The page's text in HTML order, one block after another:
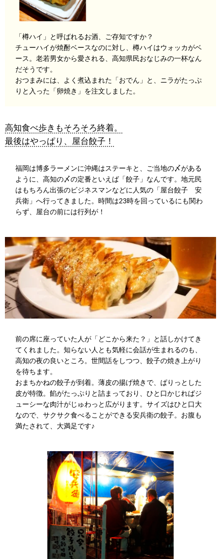
「樽ハイ」と呼ばれるお酒、ご存知ですか？
チューハイが焼酎ベースなのに対し、樽ハイはウォッカがベ
ース。老若男女から愛される、高知県民おなじみの一杯なん
だそうです。
おつまみには、よく煮込まれた「おでん」と、ニラがたっぷ
りと入った「卵焼き」を注文しました。
高知食べ歩きもそろそろ終着。
最後はやっぱり、屋台餃子！
福岡は博多ラーメンに沖縄はステーキと、ご当地の〆がある
ように、高知の〆の定番といえば「餃子」なんです。地元民
はもちろん出張のビジネスマンなどに人気の「屋台餃子 安
兵衛」へ行ってきました。時間は23時を回っているにも関わ
らず、屋台の前には行列が！
前の席に座っていた人が「どこから来た？」と話しかけてき
てくれました。知らない人とも気軽に会話が生まれるのも、
高知の夜の良いところ。世間話をしつつ、餃子の焼き上がり
を待ちます。
おまちかねの餃子が到着。薄皮の揚げ焼きで、ぱりっとした
皮が特徴。餡がたっぷりと詰まっており、ひと口かじればジ
ューシーな肉汁がじゅわっと広がります。サイズはひと口大
なので、サクサク食べることができる安兵衛の餃子。お腹も
満たされて、大満足です♪